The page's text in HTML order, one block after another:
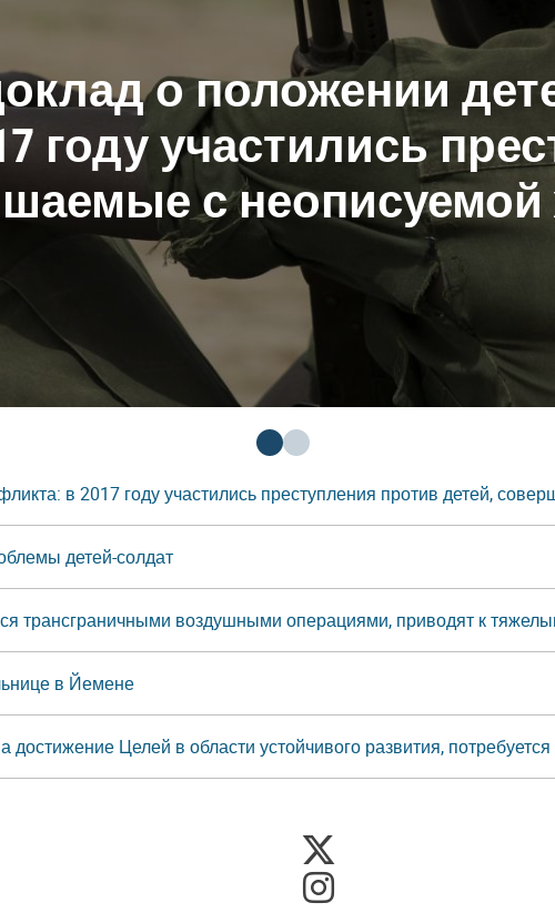
о положении
году участились
с
в 2017 году участились преступления против детей,
детей-солдат
воздушными операциями, приводят к
в Йемене
Целей в области устойчивого развития,